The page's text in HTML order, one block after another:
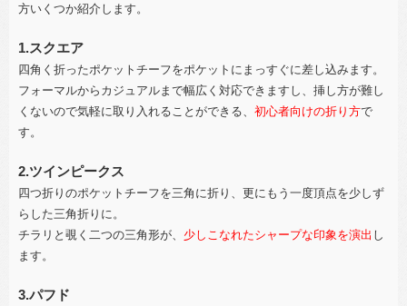
方いくつか紹介します。
1.スクエア
四角く折ったポケットチーフをポケットにまっすぐに差し込みます。
フォーマルからカジュアルまで幅広く対応できますし、挿し方が難し
くないので気軽に取り入れることができる、 初心者向けの折り方で
す。
2.ツインピークス
四つ折りのポケットチーフを三角に折り、更にもう一度頂点を少しず
らした三角折りに。
チラリと覗く二つの三角形が、 少しこなれたシャープな印象を演出 し
ます。
3.パフド